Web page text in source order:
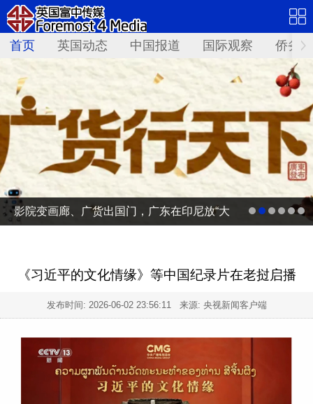
首页 英国动态 中国报道 国际观察 侨务
影院变画廊、广货出国门，广东在印尼放“大
《习近平的文化情缘》等中国纪录片在老挝启播
发布时间: 2026-06-02 23:56:11 来源: 央视新闻客户端